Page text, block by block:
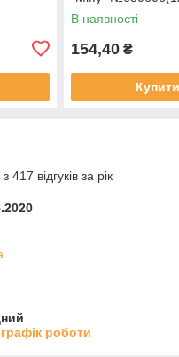
В наявності
154,40 ₴
Купити
417 відгуків за рік
роботи